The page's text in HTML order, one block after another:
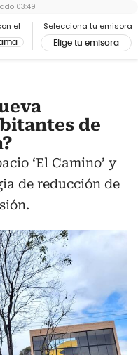
el Selecciona tu emisora
Elige tu emisora
03:49
de
‘El Camino’ y
de reducción de